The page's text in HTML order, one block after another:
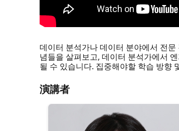
데이터 분석가나 데이터 분야에서 전
념들을 살펴보고, 데이터 분석가에서
될 수 있습니다. 집중해야할 학습 방향
演講者